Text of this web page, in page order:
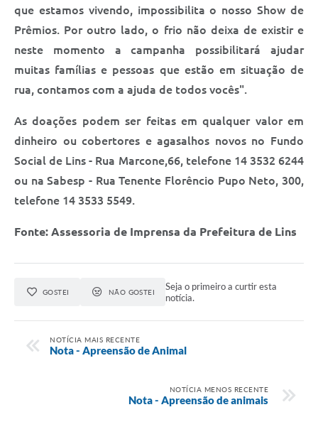
que estamos vivendo, impossibilita o nosso Show de
Prêmios. Por outro lado, o frio não deixa de existir e
neste momento a campanha possibilitará ajudar
muitas famílias e pessoas que estão em situação de
rua, contamos com a ajuda de todos vocês".
As doações podem ser feitas em qualquer valor em
dinheiro ou cobertores e agasalhos novos no Fundo
Social de Lins - Rua Marcone,66, telefone 14 3532 6244
ou na Sabesp - Rua Tenente Florêncio Pupo Neto, 300,
telefone 14 3533 5549.
Fonte: Assessoria de Imprensa da Prefeitura de Lins
GOSTEI NÃO GOSTEI
Seja o primeiro a curtir esta
notícia.
NOTÍCIA MAIS RECENTE
Nota - Apreensão de Animal
NOTÍCIA MENOS RECENTE
Nota - Apreensão de animais